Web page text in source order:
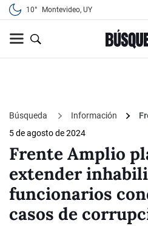
10° Montevideo, UY
Búsqueda Información
5 de agosto de 2024
Frente Amplio
extender
funcionarios
casos de